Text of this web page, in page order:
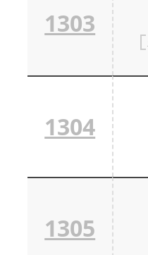
1303
1304
1305